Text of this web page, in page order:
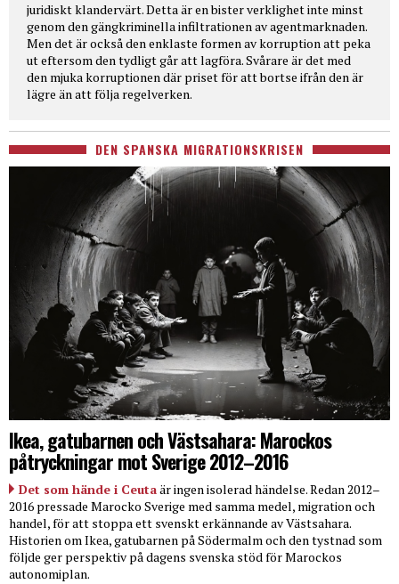
juridiskt klandervärt. Detta är en bister verklighet inte minst
genom den gängkriminella infiltrationen av agentmarknaden.
Men det är också den enklaste formen av korruption att peka
ut eftersom den tydligt går att lagföra. Svårare är det med
den mjuka korruptionen där priset för att bortse ifrån den är
lägre än att följa regelverken.
DEN SPANSKA MIGRATIONSKRISEN
Ikea, gatubarnen och Västsahara: Marockos
påtryckningar mot Sverige 2012–2016
Det som hände i Ceutaär ingen isolerad händelse. Redan 2012–
2016 pressade Marocko Sverige med samma medel, migration och
handel, för att stoppa ett svenskt erkännande av Västsahara.
Historien om Ikea, gatubarnen på Södermalm och den tystnad som
följde ger perspektiv på dagens svenska stöd för Marockos
autonomiplan.